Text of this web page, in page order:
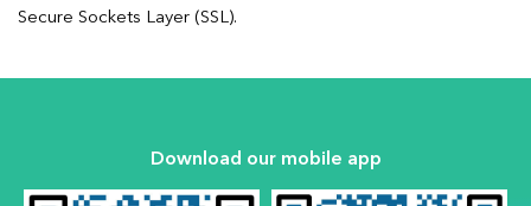
Secure Sockets Layer (SSL).
Download our mobile app